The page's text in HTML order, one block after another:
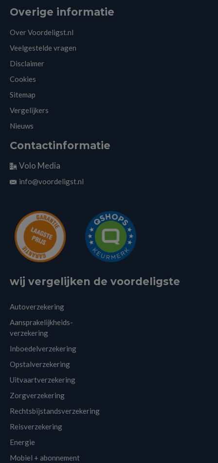
Overige informatie
Over Voordeligst.nl
Veelgestelde vragen
Disclaimer
Cookies
Sitemap
Vergelijkers
Nieuws
Contactinformatie
Volo Media
info@voordeligst.nl
wij vergelijken de voordeligste
Autoverzekering
Aansprakelijkheids-
verzekering
Inboedelverzekering
Opstalverzekering
Uitvaartverzekering
Zorgverzekering
Rechtsbijstandsverzekering
Reisverzekering
Energie
Mobiel + abonnement